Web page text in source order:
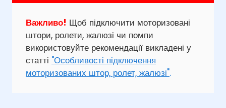
Важливо! Щоб підключити моторизовані
штори, ролети, жалюзі чи помпи
використовуйте рекомендації викладені у
статті "Особливості підключення
моторизованих штор, ролет, жалюзі".